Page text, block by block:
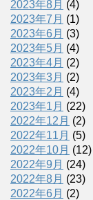
2023年8月 (4)
2023年7月 (1)
2023年6月 (3)
2023年5月 (4)
2023年4月 (2)
2023年3月 (2)
2023年2月 (4)
2023年1月 (22)
2022年12月 (2)
2022年11月 (5)
2022年10月 (12)
2022年9月 (24)
2022年8月 (23)
2022年6月 (2)